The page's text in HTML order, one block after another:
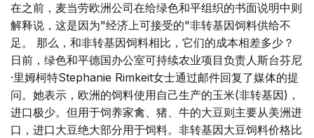
在之前，麦当劳欧洲公司在给绿色和平组织的书面说明中则
解释说，这是因为"经济上可接受的"非转基因饲料供给不
足。 那么，和非转基因饲料相比，它们的成本相差多少？
日前，绿色和平德国办公室可持续农业项目负责人斯台芬尼
·里姆柯特Stephanie Rimkeit女士通过邮件回复了媒体的提
问。她表示，欧洲的饲料使用自己生产的玉米(非转基因)，
进口极少。但用于饲养家禽、猪、牛的大豆则主要从美洲进
口，进口大豆绝大部分用于饲料。非转基因大豆饲料价格比